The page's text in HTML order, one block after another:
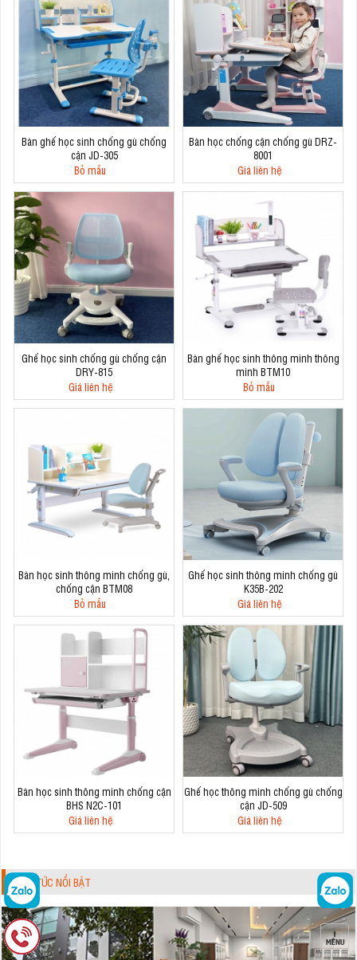
Bàn ghế học sinh chống gù chống
cận JD-305
Bỏ mẫu
Bàn học chống cận chống gù DRZ-
8001
Giá liên hệ
Ghế học sinh chống gù chống cận
DRY-815
Giá liên hệ
Bàn ghế học sinh thông minh thông
minh BTM10
Bỏ mẫu
Bàn học sinh thông minh chống gù,
chống cận BTM08
Bỏ mẫu
Ghế học sinh thông minh chống gù
K35B-202
Giá liên hệ
Bàn học sinh thông minh chống cận
BHS N2C-101
Giá liên hệ
Ghế học thông minh chống gù chống
cận JD-509
Giá liên hệ
TIN TỨC NỔI BẬT